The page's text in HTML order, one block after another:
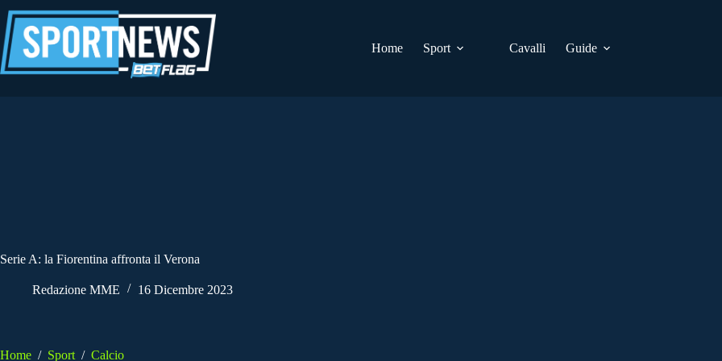
al
contenuto
Home
Sport Cavalli Guide
Serie A: la Fiorentina affronta il Verona
Redazione MME 16 Dicembre 2023
Home / Sport / Calcio